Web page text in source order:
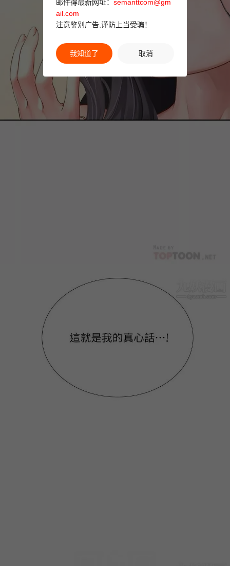
邮件得最新网址： semanttcom@gm
ail.com
注意鉴别广告,谨防上当受骗！
我知道了 取消